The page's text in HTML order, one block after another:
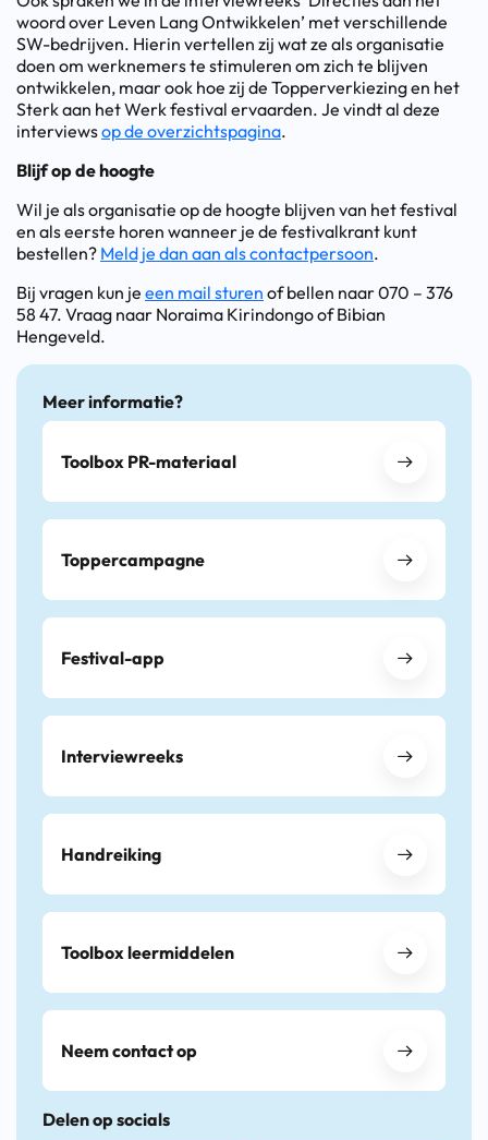
woord over Leven Lang Ontwikkelen’ met verschillende
SW-bedrijven. Hierin vertellen zij wat ze als organisatie
doen om werknemers te stimuleren om zich te blijven
ontwikkelen, maar ook hoe zij de Topperverkiezing en het
Sterk aan het Werk festival ervaarden. Je vindt al deze
interviewsop de overzichtspagina.
Blijf op de hoogte
Wil je als organisatie op de hoogte blijven van het festival
en als eerste horen wanneer je de festivalkrant kunt
bestellen? Meld je dan aan als contactpersoon.
Bij vragen kun je een mail sturen of bellen naar 070 – 376
58 47. Vraag naar Noraima Kirindongo of Bibian
Hengeveld.
Meer informatie?
Toolbox PR-materiaal
Toppercampagne
Festival-app
Interviewreeks
Handreiking
Toolbox leermiddelen
Neem contact op
Delen op socials